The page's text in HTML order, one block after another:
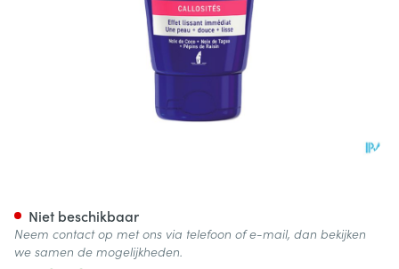
Niet beschikbaar
Neem contact op met ons via telefoon of e-mail, dan bekijken
we samen de mogelijkheden.